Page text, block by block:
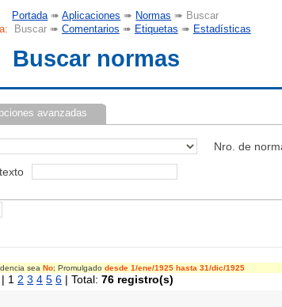
Portada ➠Aplicaciones ➠ Normas ➠ Buscar
Buscar ➠ Comentarios ➠ Etiquetas ➠ Estadísticas
Buscar normas
avanzadas
Nro. de
sea No; Promulgado desde 1/ene/1925 hasta 31/dic/1925
| 1 2 3 4 5 6 | Total:76 registro(s)